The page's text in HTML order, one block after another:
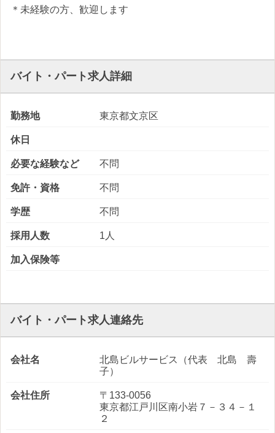
＊未経験の方、歓迎します
バイト・パート求人詳細
勤務地 東京都文京区
休日
必要な経験など 不問
免許・資格 不問
学歴 不問
採用人数 1人
加入保険等
バイト・パート求人連絡先
会社名
北島ビルサービス（代表 北島 壽
子）
会社住所
〒133-0056
東京都江戸川区南小岩７－３４－１
２